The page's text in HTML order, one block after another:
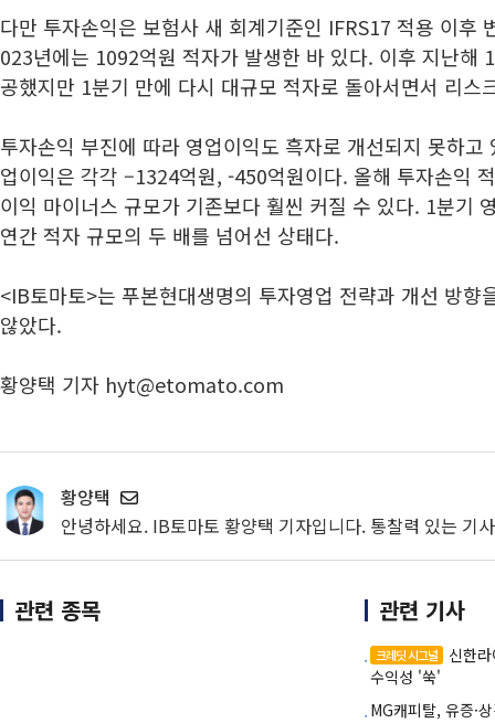
다만 투자손익은 보험사 새 회계기준인 IFRS17 적용 이후
023년에는 1092억원 적자가 발생한 바 있다. 이후 지난해
공했지만 1분기 만에 다시 대규모 적자로 돌아서면서 리스
투자손익 부진에 따라 영업이익도 흑자로 개선되지 못하
업이익은 각각 –1324억원, -450억원이다. 올해 투자손익
이익 마이너스 규모가 기존보다 훨씬 커질 수 있다. 1분기
연간 적자 규모의 두 배를 넘어선 상태다.
<IB토마토>는 푸본현대생명의 투자영업 전략과 개선 방향
않았다.
황양택 기자 hyt@etomato.com
황양택
안녕하세요. IB토마토 황양택 기자입니다. 통찰력 있는 기
관련 종목 관련 기사
크레딧 시그널
신한
수익성 '쑥'
MG캐피탈, 유증·